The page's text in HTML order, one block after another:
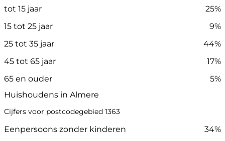
tot 15 jaar
25%
15 tot 25 jaar
9%
25 tot 35 jaar
44%
45 tot 65 jaar
17%
65 en ouder
5%
Huishoudens in Almere
Cijfers voor postcodegebied 1363
Eenpersoons zonder kinderen
34%